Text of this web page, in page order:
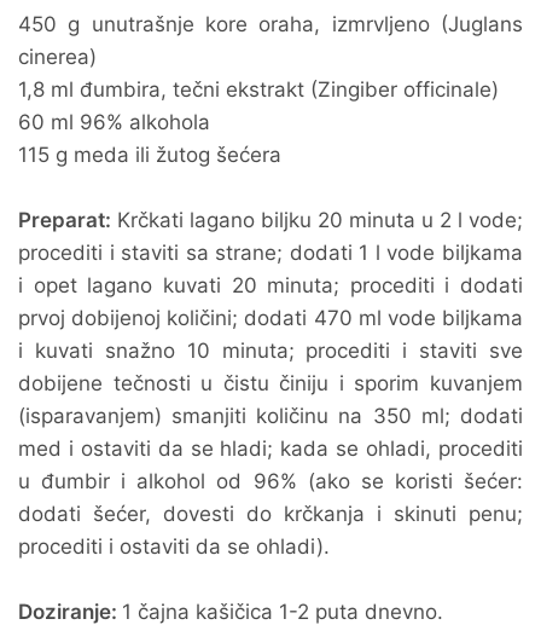
450 g unutrašnje kore oraha, izmrvljeno (Juglans
cinerea)
1,8 ml đumbira, tečni ekstrakt (Zingiber officinale)
60 ml 96% alkohola
115 g meda ili žutog šećera
Preparat: Krčkati lagano biljku 20 minuta u 2 l vode;
procediti i staviti sa strane; dodati 1 l vode biljkama
i opet lagano kuvati 20 minuta; procediti i dodati
prvoj dobijenoj količini; dodati 470 ml vode biljkama
i kuvati snažno 10 minuta; procediti i staviti sve
dobijene tečnosti u čistu činiju i sporim kuvanjem
(isparavanjem) smanjiti količinu na 350 ml; dodati
med i ostaviti da se hladi; kada se ohladi, procediti
u đumbir i alkohol od 96% (ako se koristi šećer:
dodati šećer, dovesti do krčkanja i skinuti penu;
procediti i ostaviti da se ohladi).
Doziranje: 1 čajna kašičica 1-2 puta dnevno.